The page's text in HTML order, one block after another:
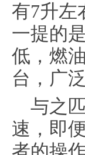
有7升左
一提的
低，燃
台，广
与之
速，即